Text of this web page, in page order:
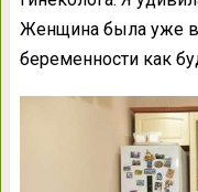
Женщина была уже в
беременности как